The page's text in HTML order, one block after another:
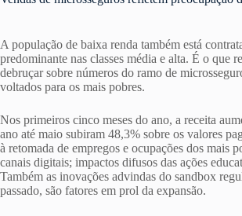
A população de baixa renda também está
predominante nas classes média e alta. É o que
debruçar sobre números do ramo de
voltados para os mais pobres.
Nos primeiros cinco meses do ano, a receita
ano até maio subiram 48,3% sobre os valores
à retomada de empregos e ocupações dos mais
canais digitais; impactos difusos das ações
Também as inovações advindas do sandbox
passado, são fatores em prol da expansão.